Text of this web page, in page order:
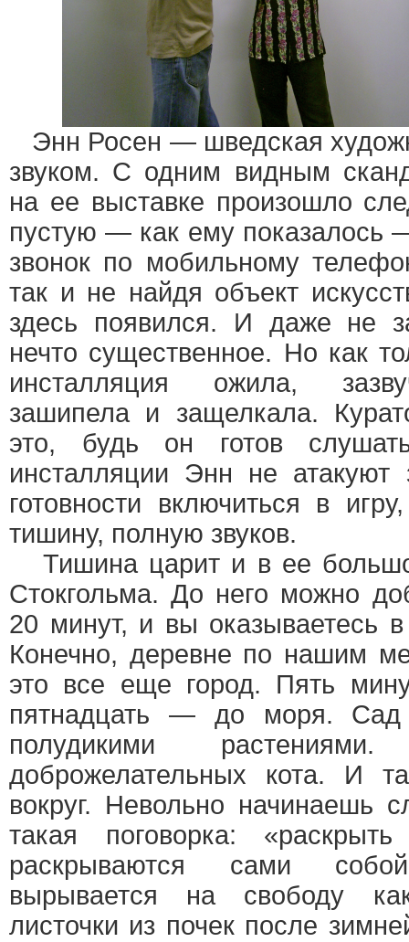
Энн Росен — шведская
звуком. С одним видным
на ее выставке произошло
пустую — как ему показалось
звонок по мобильному
так и не найдя объект
здесь появился. И даже не
нечто существенное. Но как
инсталляция ожила,
зашипела и защелкала.
это, будь он готов
инсталляции Энн не атакуют
готовности включиться в
тишину, полную звуков.
Тишина царит и в ее
Стокгольма. До него можно
20 минут, и вы оказываетесь
Конечно, деревне по нашим
это все еще город. Пять
пятнадцать — до моря. Сад
полудикими
доброжелательных кота. И
вокруг. Невольно начинаешь
такая поговорка:
раскрываются сами
вырывается на свободу
листочки из почек после